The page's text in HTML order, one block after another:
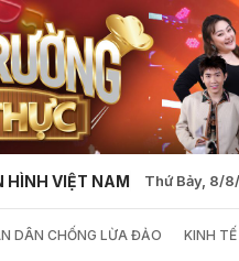
HÌNH VIỆT NAM Thứ Bảy, 8/
DÂN CHỐNG LỪA ĐẢO KINH